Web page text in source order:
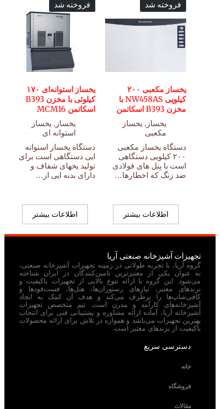
فروخته شد
یخساز مکعبی ۲۰۰
کیلویی NW458AS با
مخزن B393 اسکاتمن
یخساز , یخساز
مکعبی
دستگاه یخساز مکعبی
۲۰۰ کیلویی دستگاهی
است با پنل های فولادی
ضد زنگ که اخطارها…
اطلاعات بیشتر
فروخته شد
یخساز استوانه‌ای ۱۷۰
کیلوئی با مخزن B393
اسکاتمن MCM16
یخساز , یخساز
استوانه ای
دستگاه یخساز استوانه
ایی دستگاهی است برای
تولید یخهای شفاف و
دارای بدنه ایی از…
اطلاعات بیشتر
تجهیزات آشپزخانه صنعتی آریا
گروه آریا، با تجربه طولانی در زمینه تجهیزات آشپزخانه صنعتی،
به عنوان یکی از معتبرترین تامین‌کنندگان در ایران شناخته
می‌شود. این گروه با ارائه تنوع بالایی از تجهیزات باکیفیت و
برندهای معتبر، نیازهای رستوران‌ها، هتل‌ها، فست‌فودها و
کافی‌شاپ‌ها را برطرف می‌کند و هدف آن کمک به ایجاد
آشپزخانه‌های کارآمد و مدرن است. تیم متخصص تجهیزات
آشپزخانه آریا، آماده ارائه مشاوره و پشتیبانی فنی برای انتخاب
بهترین تجهیزات می‌باشد و همواره در تلاش برای ارائه محصولات
باکیفیت از برندهای معتبر است.
دسترسی سریع
خانه
فروشگاه
مقالات